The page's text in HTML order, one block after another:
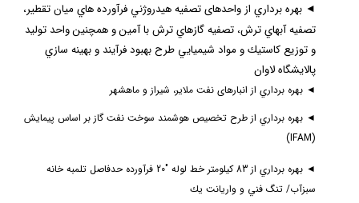
◄ بهره برداري از واحدهای تصفيه هيدروژني فرآورده هاي ميان تقطير،
تصفيه آبهاي ترش، تصفيه گازهاي ترش با آمين و همچنین واحد توليد
و توزيع كاستيك و مواد شيميايي طرح بهبود فرآيند و بهينه سازي
پالايشگاه لاوان
◄ بهره برداري از انبارهای نفت ملایر، شیراز و ماهشهر
◄ بهره برداري از طرح تخصیص هوشمند سوخت نفت گاز بر اساس پیمایش
(
IFAM
)
◄ بهره برداري از
83 كيلومتر خط لوله "20 فرآورده حدفاصل تلمبه خانه
سبزآب/ تنگ فني و واريانت يك